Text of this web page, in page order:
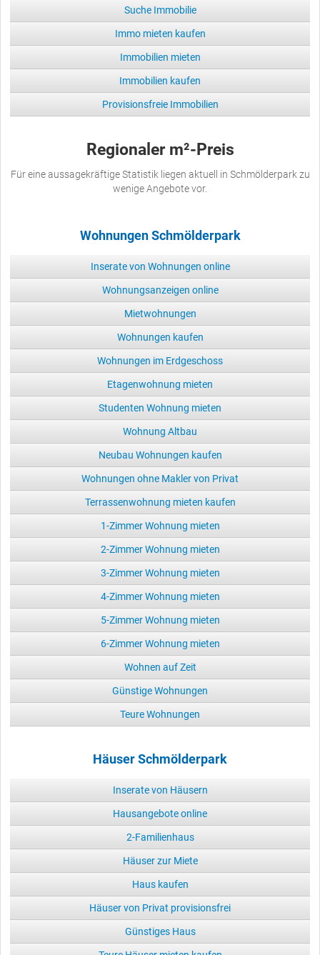
Suche Immobilie
Immo mieten kaufen
Immobilien mieten
Immobilien kaufen
Provisionsfreie Immobilien
Regionaler m²-Preis
Für eine aussagekräftige Statistik liegen aktuell in Schmölderpark zu
wenige Angebote vor.
Wohnungen Schmölderpark
Inserate von Wohnungen online
Wohnungsanzeigen online
Mietwohnungen
Wohnungen kaufen
Wohnungen im Erdgeschoss
Etagenwohnung mieten
Studenten Wohnung mieten
Wohnung Altbau
Neubau Wohnungen kaufen
Wohnungen ohne Makler von Privat
Terrassenwohnung mieten kaufen
1-Zimmer Wohnung mieten
2-Zimmer Wohnung mieten
3-Zimmer Wohnung mieten
4-Zimmer Wohnung mieten
5-Zimmer Wohnung mieten
6-Zimmer Wohnung mieten
Wohnen auf Zeit
Günstige Wohnungen
Teure Wohnungen
Häuser Schmölderpark
Inserate von Häusern
Hausangebote online
2-Familienhaus
Häuser zur Miete
Haus kaufen
Häuser von Privat provisionsfrei
Günstiges Haus